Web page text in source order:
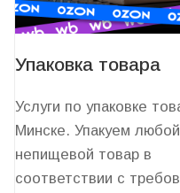
Упаковка товара
Услуги по упаковке
Минске. Упакуем любой
непищевой товар в
соответствии с